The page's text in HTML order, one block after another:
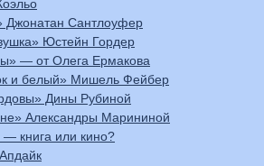
Джонатан Сантлоуфер
Юстейн Гордер
— от Олега Ермакова
и белый» Мишель Фейбер
Дины Рубиной
Александры Марининой
— книга или кино?